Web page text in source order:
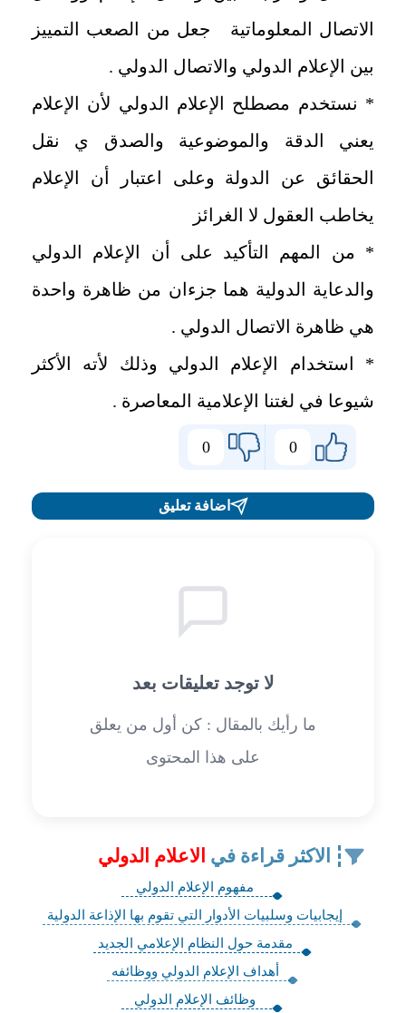
الاتصال المعلوماتية جعل من الصعب التمييز
بين الإعلام الدولي والاتصال الدولي .
* نستخدم مصطلح الإعلام الدولي لأن الإعلام
يعني الدقة والموضوعية والصدق ي نقل
الحقائق عن الدولة وعلى اعتبار أن الإعلام
يخاطب العقول لا الغرائز
* من المهم التأكيد على أن الإعلام الدولي
والدعاية الدولية هما جزءان من ظاهرة واحدة
هي ظاهرة الاتصال الدولي .
* استخدام الإعلام الدولي وذلك لأته الأكثر
شيوعا في لغتنا الإعلامية المعاصرة .
0
0
اضافة تعليق
لا توجد تعليقات بعد
ما رأيك بالمقال : كن أول من يعلق
على هذا المحتوى
الاكثر قراءة في الاعلام الدولي
مفهوم الإعلام الدولي
إيجابيات وسلبيات الأدوار التي تقوم بها الإذاعة الدولية
مقدمة حول النظام الإعلامي الجديد
أهداف الإعلام الدولي ووظائفه
وظائف الإعلام الدولي